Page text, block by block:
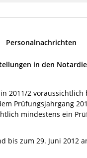
Personalnachrichten
in den
2
Prüfungsjahrgang
mindestens ein
zum 29. Juni 2012